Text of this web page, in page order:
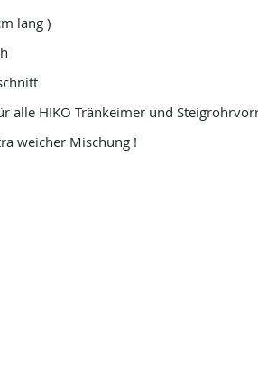
lang )
alle HIKO Tränkeimer und
weicher Mischung !